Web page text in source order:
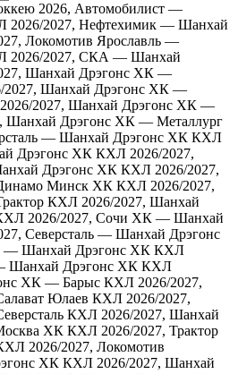
2026, Автомобилист —
2026/2027, Нефтехимик — Шанхай
Локомотив Ярославль —
2026/2027, СКА — Шанхай
Шанхай Дрэгонс ХК —
Шанхай Дрэгонс ХК —
2027, Шанхай Дрэгонс ХК —
Шанхай Дрэгонс ХК — Металлург
— Шанхай Дрэгонс ХК КХЛ
Дрэгонс ХК КХЛ 2026/2027,
Дрэгонс ХК КХЛ 2026/2027,
Минск ХК КХЛ 2026/2027,
КХЛ 2026/2027, Шанхай
2026/2027, Сочи ХК — Шанхай
Северсталь — Шанхай Дрэгонс
— Шанхай Дрэгонс ХК КХЛ
Шанхай Дрэгонс ХК КХЛ
ХК — Барыс КХЛ 2026/2027,
Юлаев КХЛ 2026/2027,
КХЛ 2026/2027, Шанхай
ХК КХЛ 2026/2027, Трактор
2026/2027, Локомотив
ХК КХЛ 2026/2027, Шанхай